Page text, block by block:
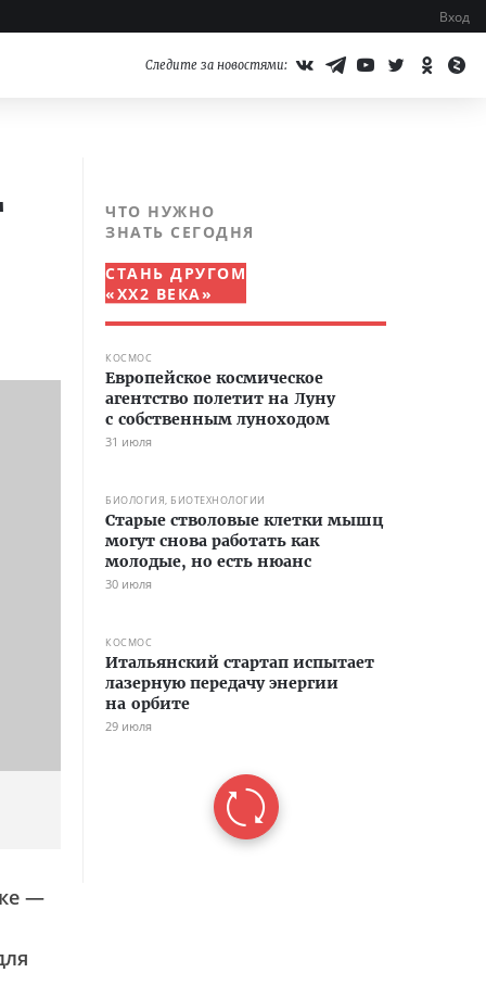
Вход
Следите за новостями:
—
ЧТО НУЖНО
ЗНАТЬ СЕГОДНЯ
СТАНЬ ДРУГОМ
«XX2 ВЕКА»
КОСМОС
Европейское космическое
агентство полетит на Луну
с собственным луноходом
31 июля
БИОЛОГИЯ, БИОТЕХНОЛОГИИ
Старые стволовые клетки мышц
могут снова работать как
молодые, но есть нюанс
30 июля
КОСМОС
Итальянский стартап испытает
лазерную передачу энергии
на орбите
29 июля